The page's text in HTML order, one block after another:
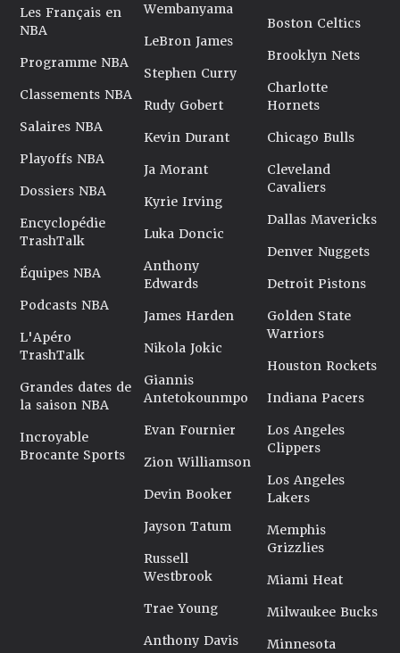
Les Français en
NBA
Programme NBA
Classements NBA
Salaires NBA
Playoffs NBA
Dossiers NBA
Encyclopédie
TrashTalk
Équipes NBA
Podcasts NBA
L'Apéro
TrashTalk
Grandes dates de
la saison NBA
Incroyable
Brocante Sports
Wembanyama
LeBron James
Stephen Curry
Rudy Gobert
Kevin Durant
Ja Morant
Kyrie Irving
Luka Doncic
Anthony
Edwards
James Harden
Nikola Jokic
Giannis
Antetokounmpo
Evan Fournier
Zion Williamson
Devin Booker
Jayson Tatum
Russell
Westbrook
Trae Young
Anthony Davis
Boston Celtics
Brooklyn Nets
Charlotte
Hornets
Chicago Bulls
Cleveland
Cavaliers
Dallas Mavericks
Denver Nuggets
Detroit Pistons
Golden State
Warriors
Houston Rockets
Indiana Pacers
Los Angeles
Clippers
Los Angeles
Lakers
Memphis
Grizzlies
Miami Heat
Milwaukee Bucks
Minnesota